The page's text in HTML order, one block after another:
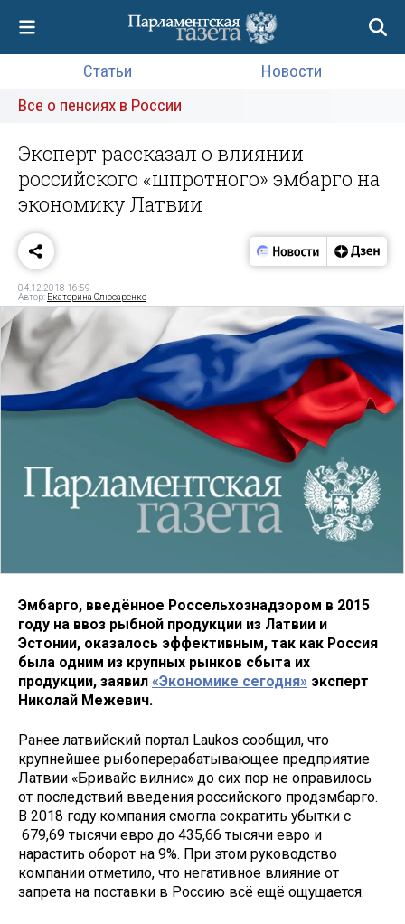
Статьи
Новости
Все о пенсиях в России
Эксперт рассказал о влиянии
российского «шпротного» эмбарго на
экономику Латвии
04.12.2018 16:59
Автор: Екатерина Слюсаренко
Эмбарго, введённое Россельхознадзором в 2015
году на ввоз рыбной продукции из Латвии и
Эстонии, оказалось эффективным, так как Россия
была одним из крупных рынков сбыта их
продукции, заявил «Экономике сегодня» эксперт
Николай Межевич.
Ранее латвийский портал Laukos сообщил, что
крупнейшее рыбоперерабатывающее предприятие
Латвии «Бривайс вилнис» до сих пор не оправилось
от последствий введения российского продэмбарго.
В 2018 году компания смогла сократить убытки с
679,69 тысячи евро до 435,66 тысячи евро и
нарастить оборот на 9%. При этом руководство
компании отметило, что негативное влияние от
запрета на поставки в Россию всё ещё ощущается.